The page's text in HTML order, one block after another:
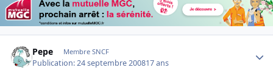
Pepe Membre SNCF
Publication:24 septembre 200817 ans